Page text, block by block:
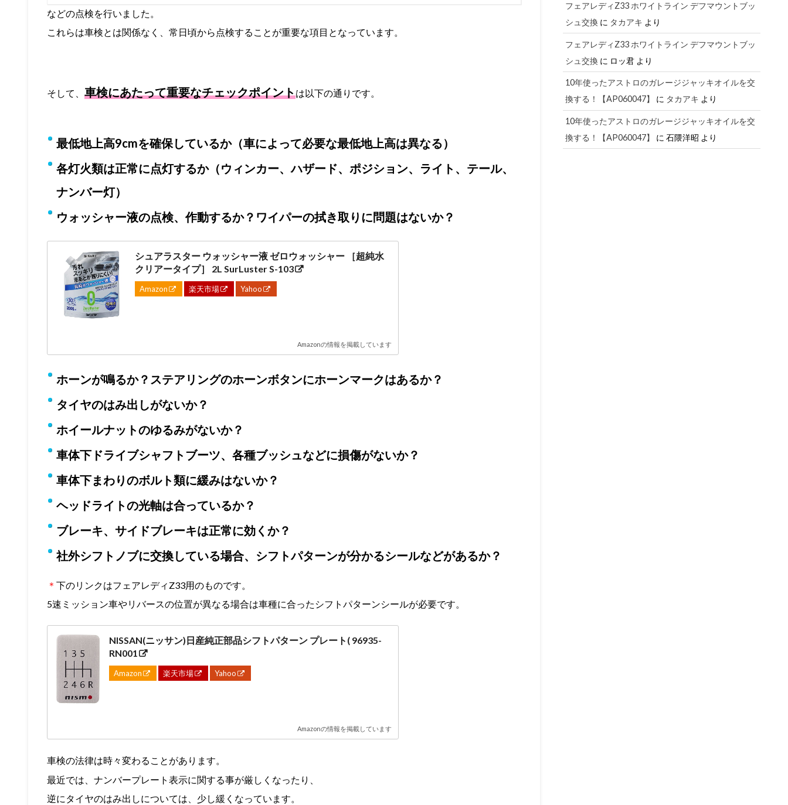
などの点検を行いました。
これらは車検とは関係なく、常日頃から点検することが重要な項目となっています。
そして、 車検にあたって重要なチェックポイント は以下の通りです。
最低地上高9cmを確保しているか（車によって必要な最低地上高は異なる）
各灯火類は正常に点灯するか（ウィンカー、ハザード、ポジション、ライト、テール、
ナンバー灯）
ウォッシャー液の点検、作動するか？ワイパーの拭き取りに問題はないか？
シュアラスター ウォッシャー液 ゼロウォッシャー ［超純水
クリアータイプ］ 2L SurLuster S-103
Amazon 楽天市場 Yahoo
Amazonの情報を掲載しています
ホーンが鳴るか？ステアリングのホーンボタンにホーンマークはあるか？
タイヤのはみ出しがないか？
ホイールナットのゆるみがないか？
車体下ドライブシャフトブーツ、各種ブッシュなどに損傷がないか？
車体下まわりのボルト類に緩みはないか？
ヘッドライトの光軸は合っているか？
ブレーキ、サイドブレーキは正常に効くか？
社外シフトノブに交換している場合、シフトパターンが分かるシールなどがあるか？
＊ 下のリンクはフェアレディZ33用のものです。
5速ミッション車やリバースの位置が異なる場合は車種に合ったシフトパターンシールが必要です。
NISSAN(ニッサン)日産純正部品シフトパターン プレート( 96935-
RN001
Amazon 楽天市場 Yahoo
Amazonの情報を掲載しています
車検の法律は時々変わることがあります。
最近では、ナンバープレート表示に関する事が厳しくなったり、
逆にタイヤのはみ出しについては、少し緩くなっています。
フェアレディZ33 ホワイトライン デフマウントブッ
シュ交換に タカアキ より
フェアレディZ33 ホワイトライン デフマウントブッ
シュ交換に ロッ君より
10年使ったアストロのガレージジャッキオイルを交
換する！【AP060047】
に タカアキ より
10年使ったアストロのガレージジャッキオイルを交
換する！【AP060047】
に 石隈洋昭 より